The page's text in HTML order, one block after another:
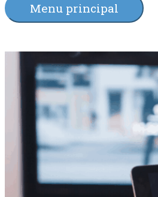
Menu principal